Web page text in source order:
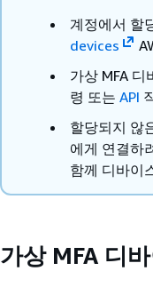
계정에서 할
devices
가상 MFA
령 또는 API
할당되지 않
에게 연결하
함께 디바이
가상 MFA 디